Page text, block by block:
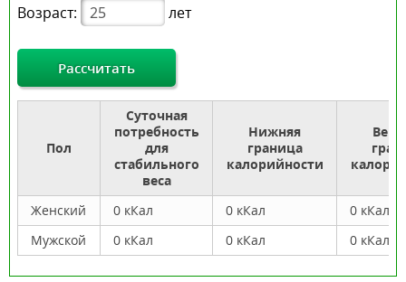
Возраст:
лет
Рассчитать
Пол
Суточная
потребность
для
стабильного
веса
Нижняя
граница
калорийности
Женский 0 кКал 0 кКал
0 кКал
Мужской
0 кКал 0 кКал 0 кКал